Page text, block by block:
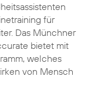
für
Das Münchner
bietet mit
welches
von Mensch